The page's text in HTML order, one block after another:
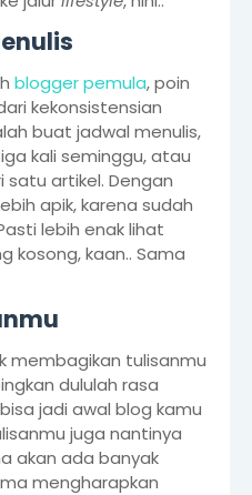
blogger pemula, poin
kekonsistensian
buat jadwal menulis,
kali seminggu, atau
satu artikel. Dengan
apik, karena sudah
lebih enak lihat
kosong, kaan.. Sama
membagikan tulisanmu
dululah rasa
jadi awal blog kamu
juga nantinya
akan ada banyak
mengharapkan